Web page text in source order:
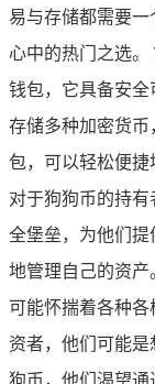
易与存储都需要一
心中的热门之选
钱包，它具备安
存储多种加密货币
包，可以轻松便捷
对于狗狗币的持
全堡垒，为他们
地管理自己的资产
可能怀揣着各种
资者，他们可能
狗币，他们渴望通